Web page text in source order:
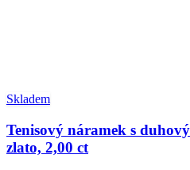
Skladem
Tenisový náramek s
zlato, 2,00 ct